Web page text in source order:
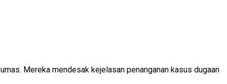
Mereka mendesak kejelasan penanganan kasus dugaan